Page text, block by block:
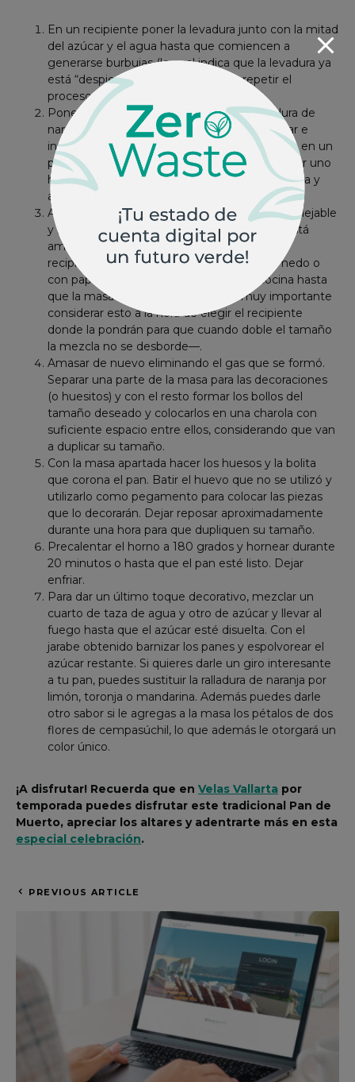
En un recipiente poner la levadura junto con la mitad
del azúcar y el agua hasta que comiencen a
generarse burbujas (lo cual indica que la levadura ya
está “despierta”). Si esto no ocurre, repetir el
proceso.
Poner la harina, el resto del azúcar, la ralladura de
naranja, la sal, la mantequilla y agua de azahar e
integrar los ingredientes poco a poco a mano en un
procesador. Agregar los huevos enteros un por uno
hasta que se integre completamente a la masa y
agregar la levadura.
Amasar hasta que la mezcla esté suave y manejable
y logre separarse de la superficie donde se está
amasando. Dejar descansar la mezcla en un
recipiente grande tapado con un paño húmedo o
con papel film en una parte tibia de la cocina hasta
que la masa doble su tamaño —es muy importante
considerar esto a la hora de elegir el recipiente
donde la pondrán para que cuando doble el tamaño
la mezcla no se desborde—.
Amasar de nuevo eliminando el gas que se formó.
Separar una parte de la masa para las decoraciones
(o huesitos) y con el resto formar los bollos del
tamaño deseado y colocarlos en una charola con
suficiente espacio entre ellos, considerando que van
a duplicar su tamaño.
Con la masa apartada hacer los huesos y la bolita
que corona el pan. Batir el huevo que no se utilizó y
utilizarlo como pegamento para colocar las piezas
que lo decorarán. Dejar reposar aproximadamente
durante una hora para que dupliquen su tamaño.
Precalentar el horno a 180 grados y hornear durante
20 minutos o hasta que el pan esté listo. Dejar
enfriar.
Para dar un último toque decorativo, mezclar un
cuarto de taza de agua y otro de azúcar y llevar al
fuego hasta que el azúcar esté disuelta. Con el
jarabe obtenido barnizar los panes y espolvorear el
azúcar restante. Si quieres darle un giro interesante
a tu pan, puedes sustituir la ralladura de naranja por
limón, toronja o mandarina. Además puedes darle
otro sabor si le agregas a la masa los pétalos de dos
flores de cempasúchil, lo que además le otorgará un
color único.
¡A disfrutar! Recuerda que en Velas Vallarta por
temporada puedes disfrutar este tradicional Pan de
Muerto, apreciar los altares y adentrarte más en esta
especial celebración.
PREVIOUS ARTICLE